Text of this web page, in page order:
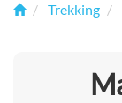
Trekking